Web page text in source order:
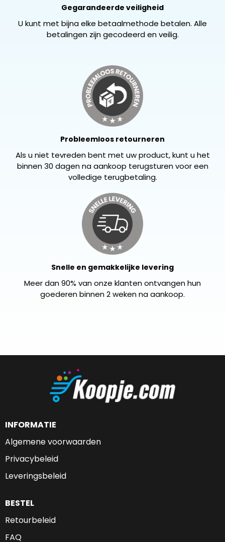
Gegarandeerde veiligheid
U kunt met bijna elke betaalmethode betalen. Alle
betalingen zijn gecodeerd en veilig.
Probleemloos retourneren
Als u niet tevreden bent met uw product, kunt u het
binnen 30 dagen na aankoop terugsturen voor een
volledige terugbetaling.
Snelle en gemakkelijke levering
Meer dan 90% van onze klanten ontvangen hun
goederen binnen 2 weken na aankoop.
INFORMATIE
Algemene voorwaarden
Privacybeleid
Leveringsbeleid
BESTEL
Retourbeleid
FAQ